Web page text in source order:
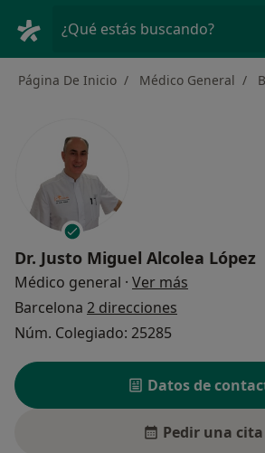
¿Qué estás buscando?
Página De Inicio Médico General
Dr. Justo Miguel Alcolea López
Médico general · Ver más
Barcelona 2 direcciones
Núm. Colegiado: 25285
Datos de
Pedir una cita